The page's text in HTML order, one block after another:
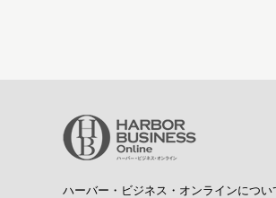
ハーバー・ビジネス・オンラインについ